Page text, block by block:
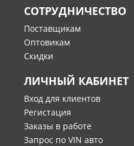
СОТРУДНИЧЕСТВО
Поставщикам
Оптовикам
Скидки
ЛИЧНЫЙ КАБИНЕТ
Вход для клиентов
Регистация
Заказы в работе
Запрос по VIN авто